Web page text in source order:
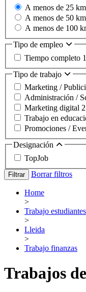
A menos de 25 km
A menos de 50 km
A menos de 100
Tipo de empleo
Tiempo completo 1
Tipo de trabajo
Marketing /
Administración /
Marketing digital 2
Trabajo en
Promociones /
Designación
TopJob
Filtrar Borrar filtros
Home
>
Trabajo estudiantes
>
Lleida
>
Trabajo finanzas
Trabajos